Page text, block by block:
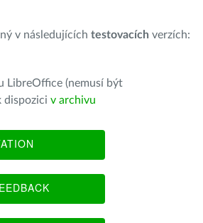
v následujících testovacích verzích:
LibreOffice (nemusí být
dispozici v archivu